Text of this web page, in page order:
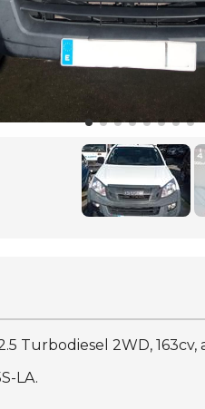
Turbodiesel 2WD, 163cv,
LA.